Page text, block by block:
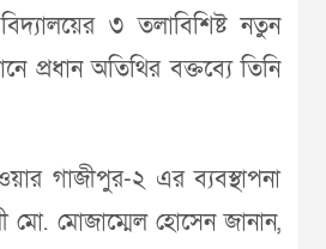
৩ তলাবিশিষ্ট নতুন
প্রধান অতিথির বক্তব্যে তিনি
গাজীপুর-২ এর ব্যবস্থাপনা
মো. মোজাম্মেল হোসেন জানান,